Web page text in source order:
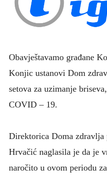
Obavještavamo građane
Konjic ustanovi Dom
setova za uzimanje
COVID – 19.
Direktorica Doma
Hrvačić naglasila je da je
naročito u ovom periodu